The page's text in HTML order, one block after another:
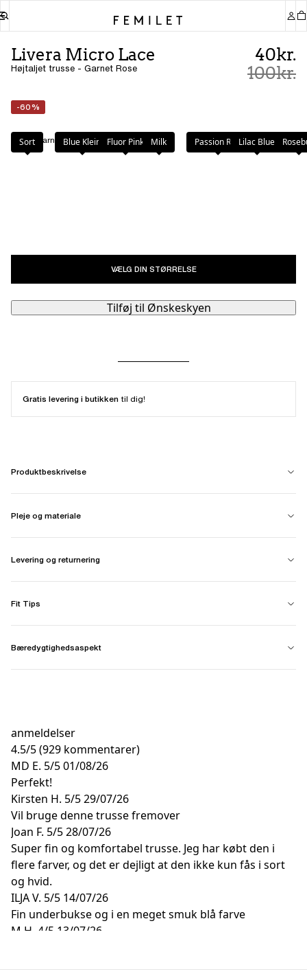
Livera Micro Lace
Højtaljet trusse - Garnet Rose
40kr.
100kr.
-60%
Farve: Garnet Rose
Sort Blue Klein Fluor Pink Milk Passion RedLilac Blue
VÆLG DIN STØRRELSE
Tilføj til Ønskeskyen
Gratis levering i butikken til dig!
Produktbeskrivelse
Pleje og materiale
Levering og returnering
Fit Tips
Bæredygtighedsaspekt
anmeldelser
4.5/5(929 kommentarer)
MD E. 5/501/08/26
Perfekt!
Kirsten H. 5/529/07/26
Vil bruge denne trusse fremover
Joan F. 5/528/07/26
Super fin og komfortabel trusse. Jeg har købt den i
flere farver, og det er dejligt at den ikke kun fås i sort
og hvid.
ILJA V. 5/5 14/07/26
Fin underbukse og i en meget smuk blå farve
M H. 4/5 13/07/26